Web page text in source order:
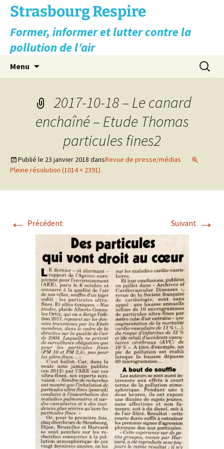
Aller
contenu
Strasbourg Respire
Former, informer et lutter contre la
pollution de l’air
Menu
2017-10-18 – Le canard
enchaîné – Etude Thomas
particules fines2
Publié le 23 janvier 2018 dansRevue de presse/médias
Pleine résolution (1014 × 2391)
← Précédent Suivant →